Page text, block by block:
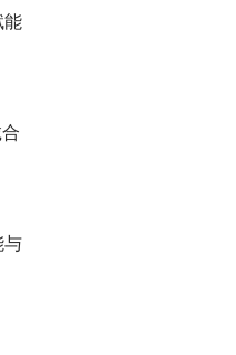
能
与